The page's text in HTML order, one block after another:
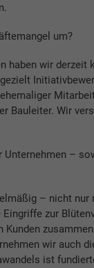
um?
haben wir
Wir
–
– nicht
zur
Kunden
wir auch
ist